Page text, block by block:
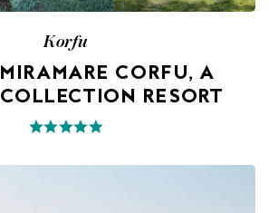
Korfu
CORFU, A
RESORT